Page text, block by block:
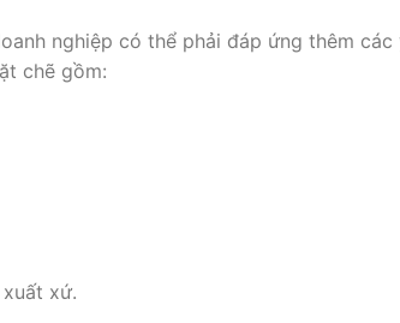
nghiệp có thể phải đáp ứng thêm
chẽ gồm:
xứ.